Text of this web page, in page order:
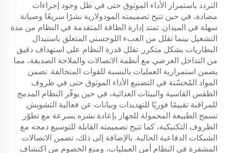
التردد باستمرار الأداء الموثوق حتى في ظل وجود إجراءات
مضادة، في حين تتيح تصميمته المودولارية نشرًا سريعًا وصيانة
سهلة في الميدان. تمتد إدارة الطاقة المتقدمة في النظام من مدة
التشغيل بينما تقلل من العبء اللوجستي المتعلق باستبدال
البطاريات بشكل متكرر. تقلل قدرة النظام على استهداف دقيق
من التداخل العرضي مع أنظمة الاتصالات والملاحة الصديقة، مما
يضمن استمرارية العمليات بالنسبة للقوات المتحالفة. تضمن
المواد المُحسّنة في التصنيع الأداء الموثوق حتى في ظروف
الطقس القاسية والبيئات العدائية، في حين يوفّر النظام المدمج
للمراقبة تقييمًا فوريًا للتهديدات وبيانات عن فعالية التشويش.
تسمح الطبيعة المحمولة للجهاز بإعادة نشره بسرعة مع تطوّر
الظروف التكتيكية، كما تتيح تصميمته القابلة للتوسيع دمجه مع
الشبكات الدفاعية الحالية. بالإضافة إلى ذلك، تضمن الاتصالات
المشفرة في النظام أمن العمليات، ومنع الخصوم من اكتشاف